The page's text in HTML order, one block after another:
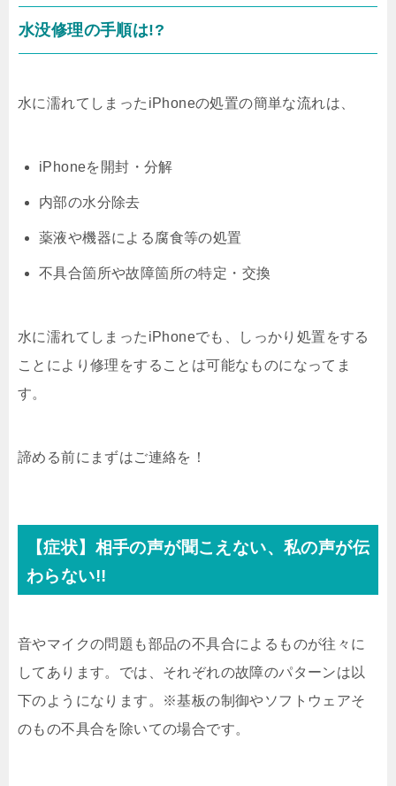
水没修理の手順は!?
水に濡れてしまったiPhoneの処置の簡単な流れは、
iPhoneを開封・分解
内部の水分除去
薬液や機器による腐食等の処置
不具合箇所や故障箇所の特定・交換
水に濡れてしまったiPhoneでも、しっかり処置をする
ことにより修理をすることは可能なものになってま
す。
諦める前にまずはご連絡を！
【症状】相手の声が聞こえない、私の声が伝
わらない!!
音やマイクの問題も部品の不具合によるものが往々に
してあります。では、それぞれの故障のパターンは以
下のようになります。※基板の制御やソフトウェアそ
のもの不具合を除いての場合です。